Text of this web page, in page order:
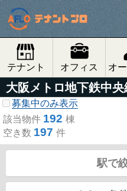
テナント オフィス オ
大阪メトロ地下鉄中
募集中のみ表示
該当物件 192 棟
空き数 197 件
駅で